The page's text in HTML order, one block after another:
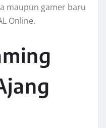
maupun gamer baru
Online.